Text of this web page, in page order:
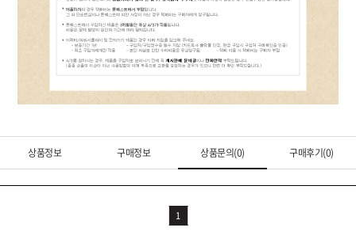
상품정보 구매정보 상품문의(0) 구매후기(0)
1